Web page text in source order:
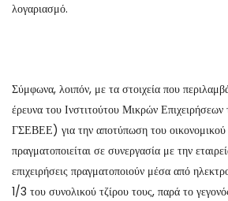
λογαριασμό.
Σύμφωνα, λοιπόν, με τα στοιχεία που
έρευνα του Ινστιτούτου Μικρών
ΓΣΕΒΕΕ) για την αποτύπωση του οικονομικού
πραγματοποιείται σε συνεργασία με την
επιχειρήσεις πραγματοποιούν μέσα από
1/3 του συνολικού τζίρου τους, παρά το